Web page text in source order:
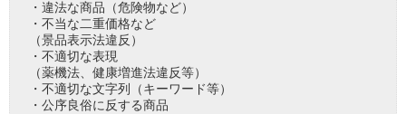
・違法な商品（危険物など）
・不当な二重価格など
（景品表示法違反）
・不適切な表現
（薬機法、健康増進法違反等）
・不適切な文字列（キーワード等）
・公序良俗に反する商品